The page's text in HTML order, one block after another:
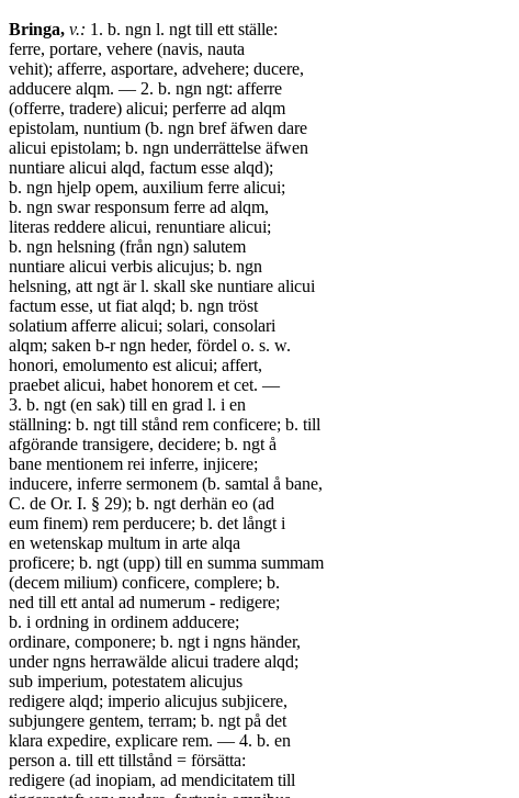
Bringa, v.: 1. b. ngn l. ngt till ett ställe:
ferre, portare, vehere (navis, nauta
vehit); afferre, asportare, advehere; ducere,
adducere alqm. — 2. b. ngn ngt: afferre
(offerre, tradere) alicui; perferre ad alqm
epistolam, nuntium (b. ngn bref äfwen dare
alicui epistolam; b. ngn underrättelse äfwen
nuntiare alicui alqd, factum esse alqd);
b. ngn hjelp opem, auxilium ferre alicui;
b. ngn swar responsum ferre ad alqm,
literas reddere alicui, renuntiare alicui;
b. ngn helsning (från ngn) salutem
nuntiare alicui verbis alicujus; b. ngn
helsning, att ngt är l. skall ske nuntiare alicui
factum esse, ut fiat alqd; b. ngn tröst
solatium afferre alicui; solari, consolari
alqm; saken b-r ngn heder, fördel o. s. w.
honori, emolumento est alicui; affert,
praebet alicui, habet honorem et cet. —
3. b. ngt (en sak) till en grad l. i en
ställning: b. ngt till stånd rem conficere; b. till
afgörande transigere, decidere; b. ngt å
bane mentionem rei inferre, injicere;
inducere, inferre sermonem (b. samtal å bane,
C. de Or. I. § 29); b. ngt derhän eo (ad
eum finem) rem perducere; b. det långt i
en wetenskap multum in arte alqa
proficere; b. ngt (upp) till en summa summam
(decem milium) conficere, complere; b.
ned till ett antal ad numerum - redigere;
b. i ordning in ordinem adducere;
ordinare, componere; b. ngt i ngns händer,
under ngns herrawälde alicui tradere alqd;
sub imperium, potestatem alicujus
redigere alqd; imperio alicujus subjicere,
subjungere gentem, terram; b. ngt på det
klara expedire, explicare rem. — 4. b. en
person a. till ett tillstånd = försätta:
redigere (ad inopiam, ad mendicitatem till